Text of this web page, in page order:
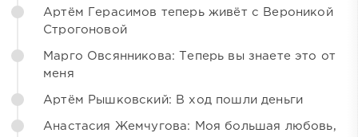
Артём Герасимов теперь живёт с Вероникой
Строгоновой
Марго Овсянникова: Теперь вы знаете это от
меня
Артём Рышковский: В ход пошли деньги
Анастасия Жемчугова: Моя большая любовь,